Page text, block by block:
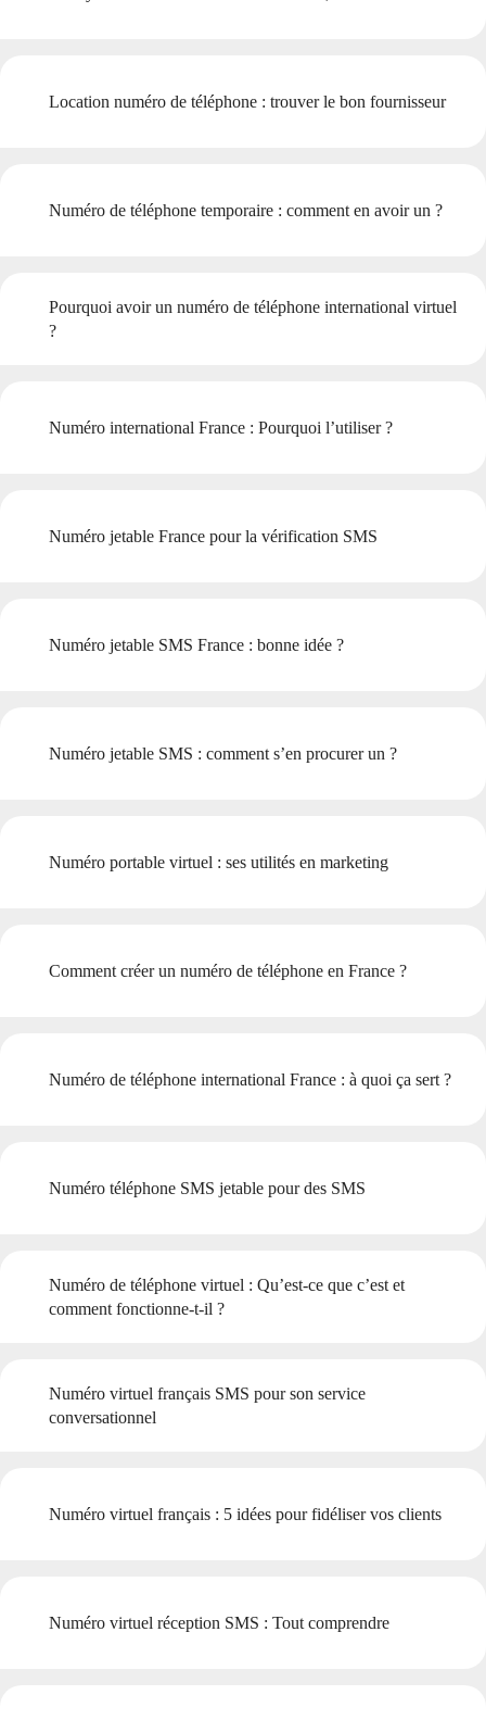
Location numéro de téléphone : trouver le bon fournisseur
Numéro de téléphone temporaire : comment en avoir un ?
Pourquoi avoir un numéro de téléphone international virtuel
?
Numéro international France : Pourquoi l’utiliser ?
Numéro jetable France pour la vérification SMS
Numéro jetable SMS France : bonne idée ?
Numéro jetable SMS : comment s’en procurer un ?
Numéro portable virtuel : ses utilités en marketing
Comment créer un numéro de téléphone en France ?
Numéro de téléphone international France : à quoi ça sert ?
Numéro téléphone SMS jetable pour des SMS
Numéro de téléphone virtuel : Qu’est-ce que c’est et
comment fonctionne-t-il ?
Numéro virtuel français SMS pour son service
conversationnel
Numéro virtuel français : 5 idées pour fidéliser vos clients
Numéro virtuel réception SMS : Tout comprendre